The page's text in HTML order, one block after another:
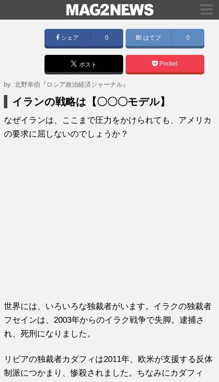
シェア 0 はてブ 0
ポスト Pocket
by北野幸伯『ロシア政治経済ジャーナル』
イランの戦略は【〇〇〇モデル】
なぜイランは、ここまで圧力をかけられても、アメリカ
の要求に屈しないのでしょうか？
世界には、いろいろな独裁者がいます。イラクの独裁者
フセインは、2003年からのイラク戦争で失脚。逮捕さ
れ、死刑になりました。
リビアの独裁者カダフィは2011年、欧米が支援する反体
制派につかまり、惨殺されました。ちなみにカダフィ